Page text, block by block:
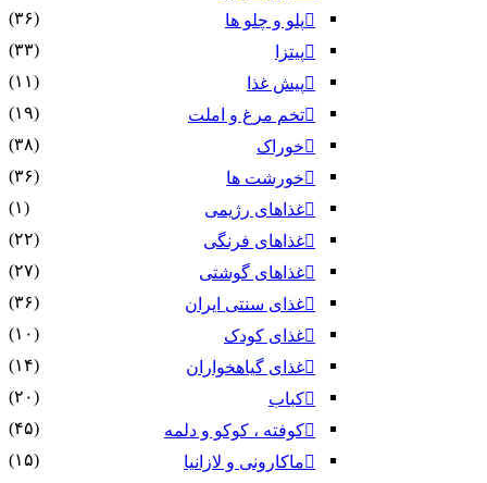
پلو و چلو ها
(۳۶)
پیتزا
(۳۳)
پیش غذا
(۱۱)
تخم مرغ و املت
(۱۹)
خوراک
(۳۸)
خورشت ها
(۳۶)
غذاهای رژیمی
(۱)
غذاهای فرنگی
(۲۲)
غذاهای گوشتی
(۲۷)
غذای سنتی ایران
(۳۶)
غذای کودک
(۱۰)
غذای گیاهخواران
(۱۴)
کباب
(۲۰)
کوفته ، کوکو و دلمه
(۴۵)
ماکارونی و لازانیا
(۱۵)